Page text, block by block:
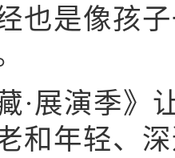
也是像孩
演季》
和年轻、